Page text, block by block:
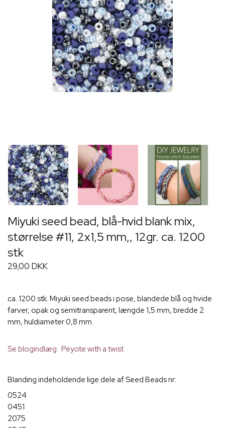
Miyuki seed bead, blå-hvid blank mix,
størrelse #11, 2x1,5 mm,, 12gr. ca. 1200
stk
29,00 DKK
ca. 1200 stk. Miyuki seed beads i pose, blandede blå og hvide
farver, opak og semitransparent, længde 1,5 mm, bredde 2
mm, huldiameter 0,8 mm.
Se blogindlæg : Peyote with a twist
Blanding indeholdende lige dele af Seed Beads nr:
0524
0451
2075